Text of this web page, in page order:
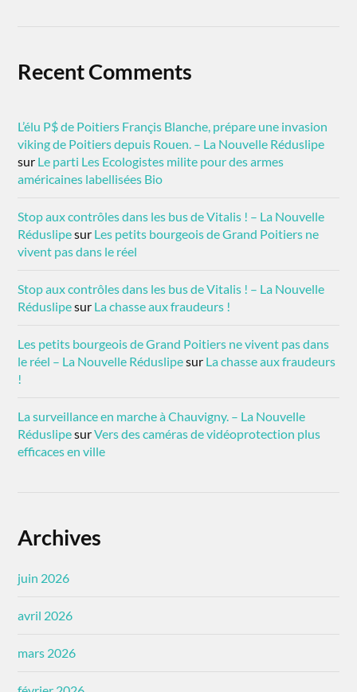
Recent Comments
L’élu P$ de Poitiers Françis Blanche, prépare une invasion
viking de Poitiers depuis Rouen. – La Nouvelle Réduslipe
sur Le parti Les Ecologistes milite pour des armes
américaines labellisées Bio
Stop aux contrôles dans les bus de Vitalis ! – La Nouvelle
Réduslipesur Les petits bourgeois de Grand Poitiers ne
vivent pas dans le réel
Stop aux contrôles dans les bus de Vitalis ! – La Nouvelle
Réduslipesur La chasse aux fraudeurs !
Les petits bourgeois de Grand Poitiers ne vivent pas dans
le réel – La Nouvelle Réduslipesur La chasse aux fraudeurs
!
La surveillance en marche à Chauvigny. – La Nouvelle
RéduslipesurVers des caméras de vidéoprotection plus
efficaces en ville
Archives
juin 2026
avril 2026
mars 2026